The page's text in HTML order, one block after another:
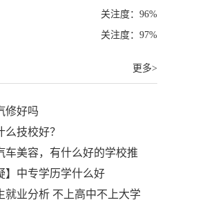
关注度：96%
关注度：97%
更多>
修好吗
技校好？
车美容，有什么好的学校推
】中专学历学什么好
就业分析 不上高中不上大学